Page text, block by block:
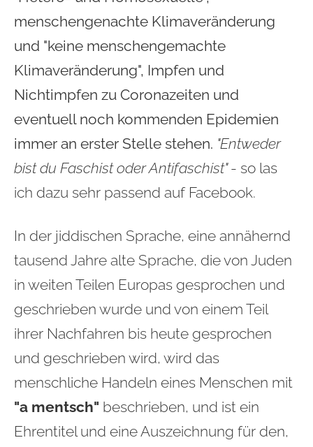
menschengenachte Klimaveränderung
und "keine menschengemachte
Klimaveränderung", Impfen und
Nichtimpfen zu Coronazeiten und
eventuell noch kommenden Epidemien
immer an erster Stelle stehen. "Entweder
bist du Faschist oder Antifaschist"- so las
ich dazu sehr passend auf Facebook.
In der jiddischen Sprache, eine annähernd
tausend Jahre alte Sprache, die von Juden
in weiten Teilen Europas gesprochen und
geschrieben wurde und von einem Teil
ihrer Nachfahren bis heute gesprochen
und geschrieben wird, wird das
menschliche Handeln eines Menschen mit
"a mentsch" beschrieben, und ist ein
Ehrentitel und eine Auszeichnung für den,